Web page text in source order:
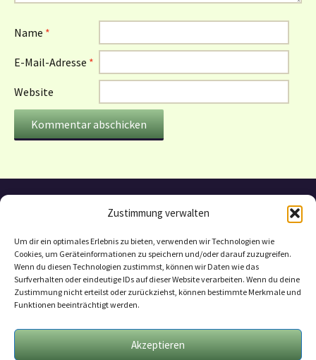
Zustimmung verwalten
Um dir ein optimales Erlebnis zu bieten, verwenden wir Technologien wie
Cookies, um Geräteinformationen zu speichern und/oder darauf zuzugreifen.
Wenn du diesen Technologien zustimmst, können wir Daten wie das
Surfverhalten oder eindeutige IDs auf dieser Website verarbeiten. Wenn du deine
Zustimmung nicht erteilst oder zurückziehst, können bestimmte Merkmale und
Funktionen beeinträchtigt werden.
Akzeptieren
Name *
E-Mail-Adresse *
Website